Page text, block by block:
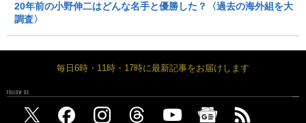
20年前の小野伸二はどんな名手と優勝した？〈過去の海外組を大
調査〉
毎日6時・11時・17時に最新記事をお届けします
FOLLOW US